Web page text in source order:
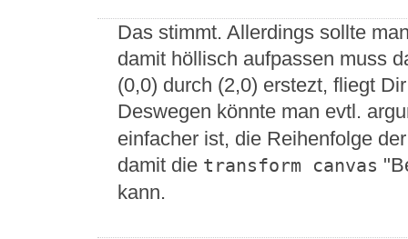
Das stimmt. Allerdings sollte
damit höllisch aufpassen muss
(0,0) durch (2,0) erstezt, fliegt
Deswegen könnte man evtl.
einfacher ist, die Reihenfolge
damit die transform canvas
kann.